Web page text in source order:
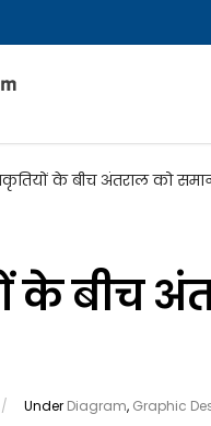
के बीच अंतराल को
बीच
/ Under Diagram, Graphic